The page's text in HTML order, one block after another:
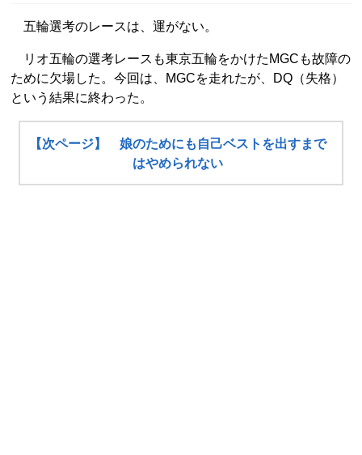
五輪選考のレースは、運がない。
リオ五輪の選考レースも東京五輪をかけたMGCも故障の
ために欠場した。今回は、MGCを走れたが、DQ（失格）
という結果に終わった。
【次ページ】 娘のためにも自己ベストを出すまで
はやめられない